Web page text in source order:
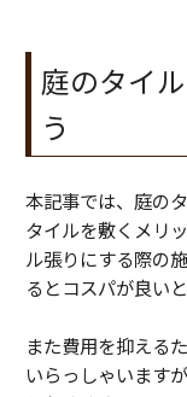
庭のタイ
う
本記事では、庭の
タイルを敷くメリ
ル張りにする際の
るとコスパが良い
また費用を抑える
いらっしゃいます